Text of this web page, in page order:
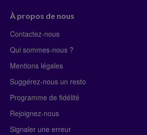
À propos de nous
Contactez-nous
Qui sommes-nous ?
Mentions légales
Suggérez-nous un resto
Programme de fidélité
Rejoignez-nous
Signaler une erreur